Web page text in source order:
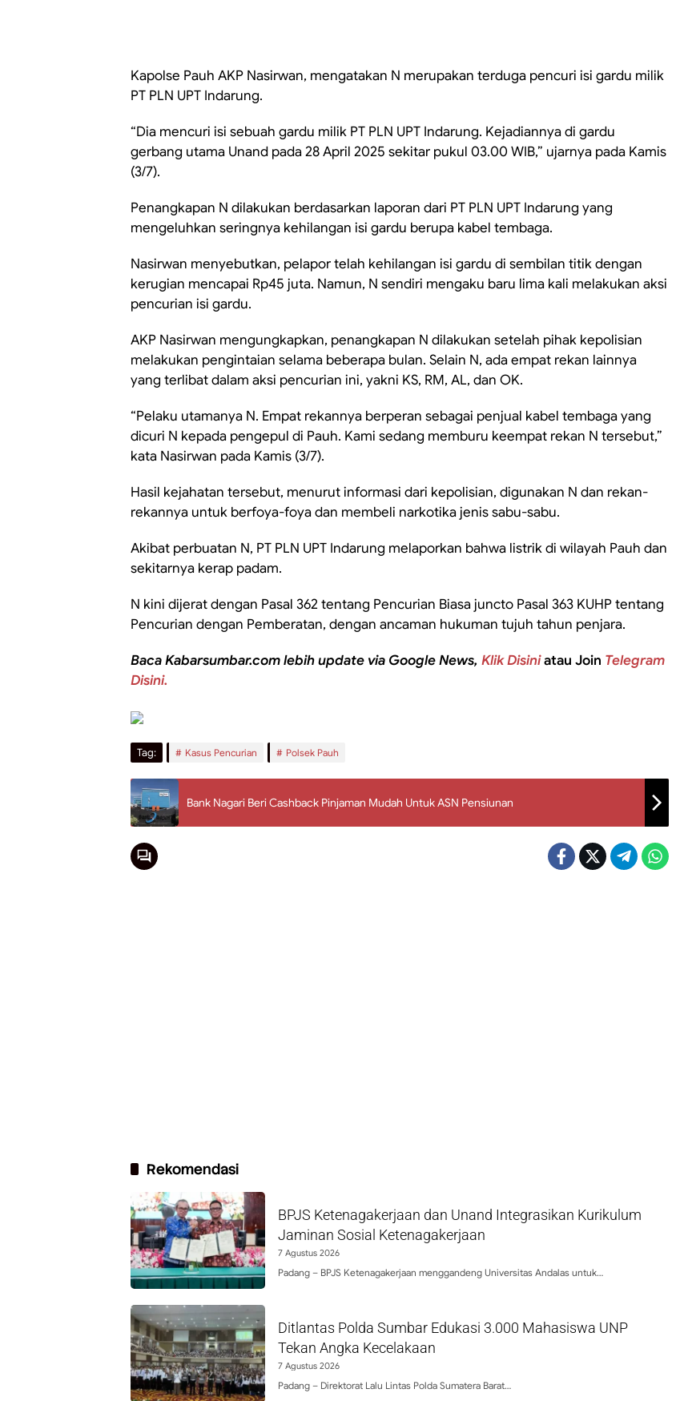
Kapolse Pauh AKP Nasirwan, mengatakan N merupakan terduga pencuri isi gardu milik
PT PLN UPT Indarung.
“Dia mencuri isi sebuah gardu milik PT PLN UPT Indarung. Kejadiannya di gardu
gerbang utama Unand pada 28 April 2025 sekitar pukul 03.00 WIB,” ujarnya pada Kamis
(3/7).
Penangkapan N dilakukan berdasarkan laporan dari PT PLN UPT Indarung yang
mengeluhkan seringnya kehilangan isi gardu berupa kabel tembaga.
Nasirwan menyebutkan, pelapor telah kehilangan isi gardu di sembilan titik dengan
kerugian mencapai Rp45 juta. Namun, N sendiri mengaku baru lima kali melakukan aksi
pencurian isi gardu.
AKP Nasirwan mengungkapkan, penangkapan N dilakukan setelah pihak kepolisian
melakukan pengintaian selama beberapa bulan. Selain N, ada empat rekan lainnya
yang terlibat dalam aksi pencurian ini, yakni KS, RM, AL, dan OK.
“Pelaku utamanya N. Empat rekannya berperan sebagai penjual kabel tembaga yang
dicuri N kepada pengepul di Pauh. Kami sedang memburu keempat rekan N tersebut,”
kata Nasirwan pada Kamis (3/7).
Hasil kejahatan tersebut, menurut informasi dari kepolisian, digunakan N dan rekan-
rekannya untuk berfoya-foya dan membeli narkotika jenis sabu-sabu.
Akibat perbuatan N, PT PLN UPT Indarung melaporkan bahwa listrik di wilayah Pauh dan
sekitarnya kerap padam.
N kini dijerat dengan Pasal 362 tentang Pencurian Biasa juncto Pasal 363 KUHP tentang
Pencurian dengan Pemberatan, dengan ancaman hukuman tujuh tahun penjara.
Baca Kabarsumbar.com lebih update via Google News, Klik Disiniatau Join Telegram
Disini.
Tag: Kasus Pencurian Polsek Pauh
Bank Nagari Beri Cashback Pinjaman Mudah Untuk ASN Pensiunan
Rekomendasi
BPJS Ketenagakerjaan dan Unand Integrasikan Kurikulum
Jaminan Sosial Ketenagakerjaan
7 Agustus 2026
Padang – BPJS Ketenagakerjaan menggandeng Universitas Andalas untuk…
Ditlantas Polda Sumbar Edukasi 3.000 Mahasiswa UNP
Tekan Angka Kecelakaan
7 Agustus 2026
Padang – Direktorat Lalu Lintas Polda Sumatera Barat…